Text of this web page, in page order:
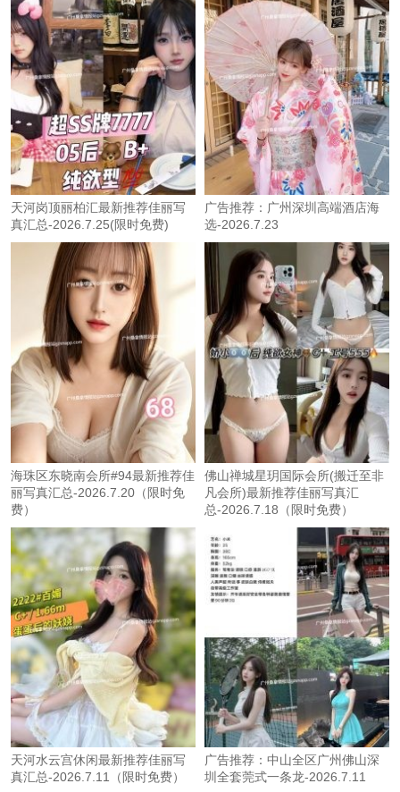
天河岗顶丽柏汇最新推荐佳丽写
真汇总-2026.7.25(限时免费)
广告推荐：广州深圳高端酒店海
选-2026.7.23
海珠区东晓南会所#94最新推荐佳
丽写真汇总-2026.7.20（限时免
费）
佛山禅城星玥国际会所(搬迁至非
凡会所)最新推荐佳丽写真汇
总-2026.7.18（限时免费）
天河水云宫休闲最新推荐佳丽写
真汇总-2026.7.11（限时免费）
广告推荐：中山全区广州佛山深
圳全套莞式一条龙-2026.7.11